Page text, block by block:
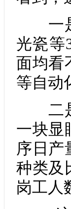
一是
光瓷等
面均看
等自动
二是
一块
序日产
种类及
岗工人